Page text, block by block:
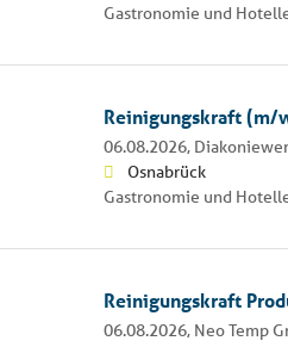
Gastronomie und
Reinigungskraft (m/
06.08.2026,
Osnabrück
Gastronomie und
Reinigungskraft
06.08.2026, Neo Temp